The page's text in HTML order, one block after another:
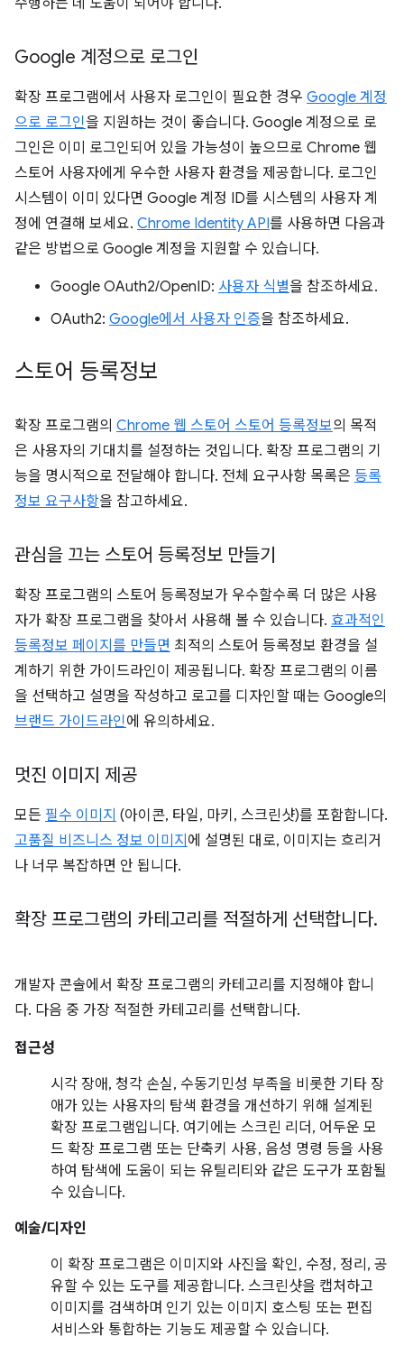
수행하는 데 도움이 되어야 합니다.
Google 계정으로 로그인
확장 프로그램에서 사용자 로그인이 필요한 경우 Google 계정
으로 로그인을 지원하는 것이 좋습니다. Google 계정으로 로
그인은 이미 로그인되어 있을 가능성이 높으므로 Chrome 웹
스토어 사용자에게 우수한 사용자 환경을 제공합니다. 로그인
시스템이 이미 있다면 Google 계정 ID를 시스템의 사용자 계
정에 연결해 보세요. Chrome Identity API를 사용하면 다음과
같은 방법으로 Google 계정을 지원할 수 있습니다.
Google OAuth2/OpenID: 사용자 식별을 참조하세요.
OAuth2: Google에서 사용자 인증을 참조하세요.
스토어 등록정보
확장 프로그램의 Chrome 웹 스토어 스토어 등록정보의 목적
은 사용자의 기대치를 설정하는 것입니다. 확장 프로그램의 기
능을 명시적으로 전달해야 합니다. 전체 요구사항 목록은 등록
정보 요구사항을 참고하세요.
관심을 끄는 스토어 등록정보 만들기
확장 프로그램의 스토어 등록정보가 우수할수록 더 많은 사용
자가 확장 프로그램을 찾아서 사용해 볼 수 있습니다. 효과적인
등록정보 페이지를 만들면 최적의 스토어 등록정보 환경을 설
계하기 위한 가이드라인이 제공됩니다. 확장 프로그램의 이름
을 선택하고 설명을 작성하고 로고를 디자인할 때는 Google의
브랜드 가이드라인에 유의하세요.
멋진 이미지 제공
모든 필수 이미지 (아이콘, 타일, 마키, 스크린샷)를 포함합니다.
고품질 비즈니스 정보 이미지 에 설명된 대로, 이미지는 흐리거
나 너무 복잡하면 안 됩니다.
확장 프로그램의 카테고리를 적절하게 선택합니다.
개발자 콘솔에서 확장 프로그램의 카테고리를 지정해야 합니
다. 다음 중 가장 적절한 카테고리를 선택합니다.
접근성
시각 장애, 청각 손실, 수동기민성 부족을 비롯한 기타 장
애가 있는 사용자의 탐색 환경을 개선하기 위해 설계된
확장 프로그램입니다. 여기에는 스크린 리더, 어두운 모
드 확장 프로그램 또는 단축키 사용, 음성 명령 등을 사용
하여 탐색에 도움이 되는 유틸리티와 같은 도구가 포함될
수 있습니다.
예술/디자인
이 확장 프로그램은 이미지와 사진을 확인, 수정, 정리, 공
유할 수 있는 도구를 제공합니다. 스크린샷을 캡처하고
이미지를 검색하며 인기 있는 이미지 호스팅 또는 편집
서비스와 통합하는 기능도 제공할 수 있습니다.